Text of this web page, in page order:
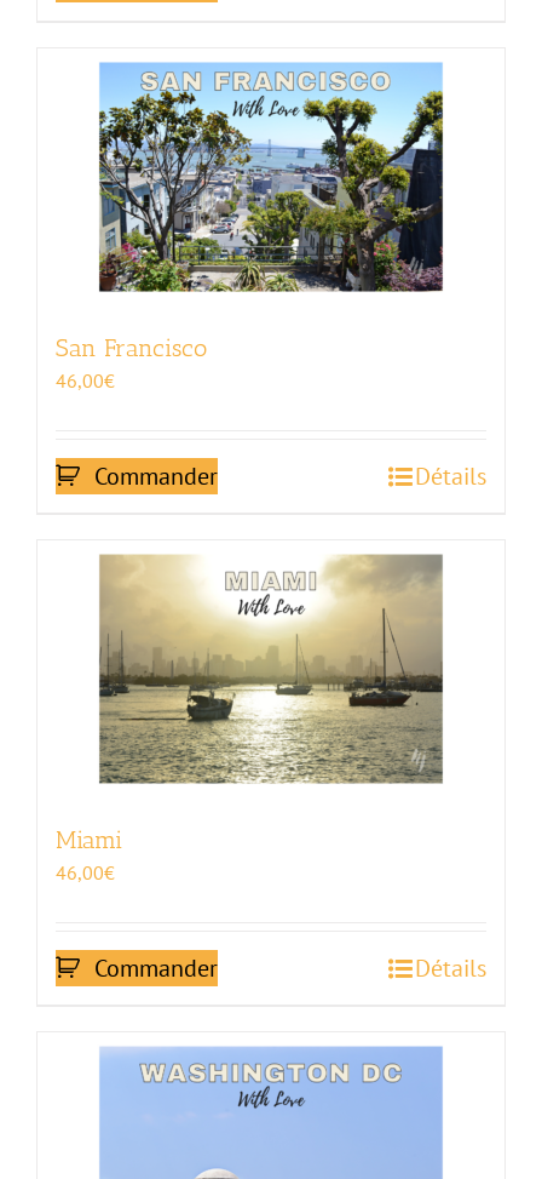
San Francisco
46,00€
Commander Détails
Miami
46,00€
Commander Détails